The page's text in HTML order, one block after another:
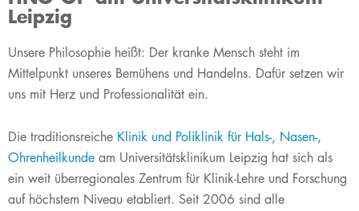
Leipzig
​​​Unsere Philosophie heißt: Der kranke Mensch steht im
Mittelpunkt unseres Bemühens und Handelns. Dafür setzen wir
uns mit Herz und Professionalität ein.
Die traditionsreiche Klinik und Poliklinik für Hals-, Nasen-,
Ohrenheilkunde am Universitätsklinikum Leipzig hat sich als
ein weit überregionales Zentrum für Klinik-Lehre und Forschung
auf höchstem Niveau etabliert. Seit 2006 sind alle